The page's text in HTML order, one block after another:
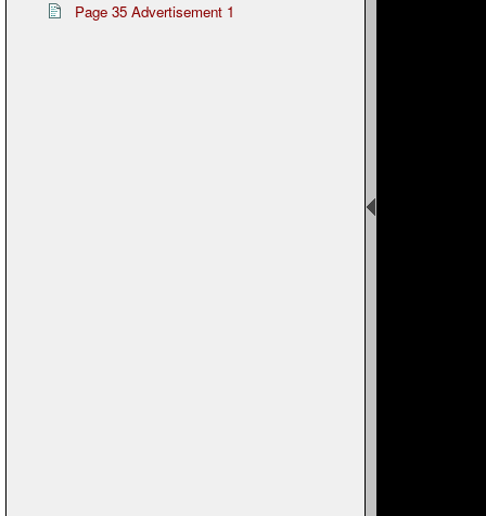
Page 35 Advertisement 1